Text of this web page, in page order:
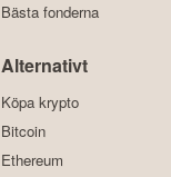
Bästa fonderna
Alternativt
Köpa krypto
Bitcoin
Ethereum